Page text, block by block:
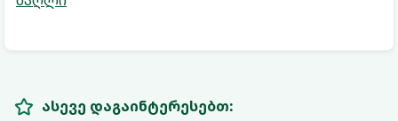
ასევე დაგაინტერესებთ: